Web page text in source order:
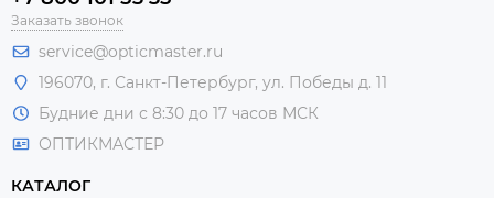
Заказать звонок
service@opticmaster.ru
196070, г. Санкт-Петербург, ул. Победы д. 11
Будние дни с 8:30 до 17 часов МСК
ОПТИКМАСТЕР
КАТАЛОГ